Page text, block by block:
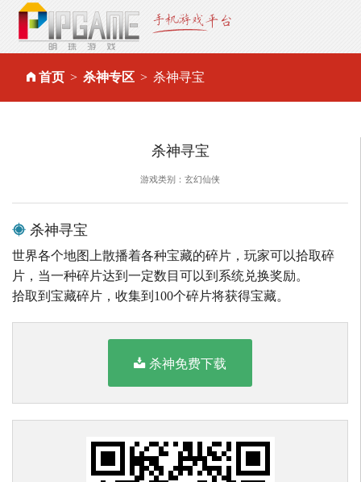
首页 杀神专区 杀神寻宝
杀神寻宝
游戏类别：玄幻仙侠
杀神寻宝
世界各个地图上散播着各种宝藏的碎片，玩家可以拾取碎
片，当一种碎片达到一定数目可以到系统兑换奖励。
拾取到宝藏碎片，收集到100个碎片将获得宝藏。
杀神免费下载